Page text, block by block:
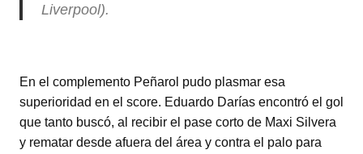
Liverpool).
En el complemento Peñarol pudo plasmar esa
superioridad en el score. Eduardo Darías encontró el gol
que tanto buscó, al recibir el pase corto de Maxi Silvera
y rematar desde afuera del área y contra el palo para